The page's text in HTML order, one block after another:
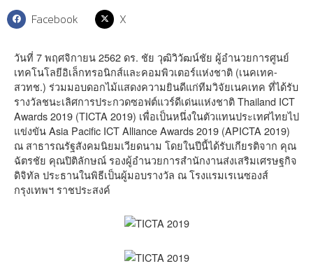
Facebook X
วันที่ 7 พฤศจิกายน 2562 ดร. ชัย วุฒิวิวัฒน์ชัย ผู้อำนวยการศูนย์
เทคโนโลยีอิเล็กทรอนิกส์และคอมพิวเตอร์แห่งชาติ (เนคเทค-
สวทช.) ร่วมมอบดอกไม้แสดงความยินดีแก่ทีมวิจัยเนคเทค ที่ได้รับ
รางวัลชนะเลิศการประกวดซอฟต์แวร์ดีเด่นแห่งชาติ Thailand ICT
Awards 2019 (TICTA 2019) เพื่อเป็นหนึ่งในตัวแทนประเทศไทยไป
แข่งขัน Asia Pacific ICT Alliance Awards 2019 (APICTA 2019)
ณ สาธารณรัฐสังคมนิยมเวียดนาม โดยในปีนี้ได้รับเกียรติจาก คุณ
ฉัตรชัย คุณปิติลักษณ์ รองผู้อำนวยการสำนักงานส่งเสริมเศรษฐกิจ
ดิจิทัล ประธานในพิธีเป็นผู้มอบรางวัล ณ โรงแรมเรเนซองส์
กรุงเทพฯ ราชประสงค์